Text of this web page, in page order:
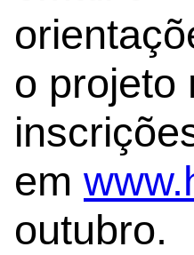
o projeto
em
outubro.